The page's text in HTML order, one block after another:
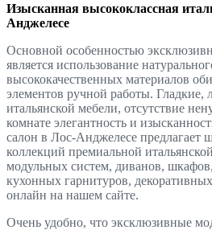
Изысканная высококлассная
Анджелесе
Основной особенностью
является использование
высококачественных материалов
элементов ручной работы. Гладкие,
итальянской мебели, отсутствие
комнате элегантность и
салон в Лос-Анджелесе предлагает
коллекций премиальной
модульных систем, диванов,
кухонных гарнитуров,
онлайн на нашем сайте.
Очень удобно, что эксклюзивные